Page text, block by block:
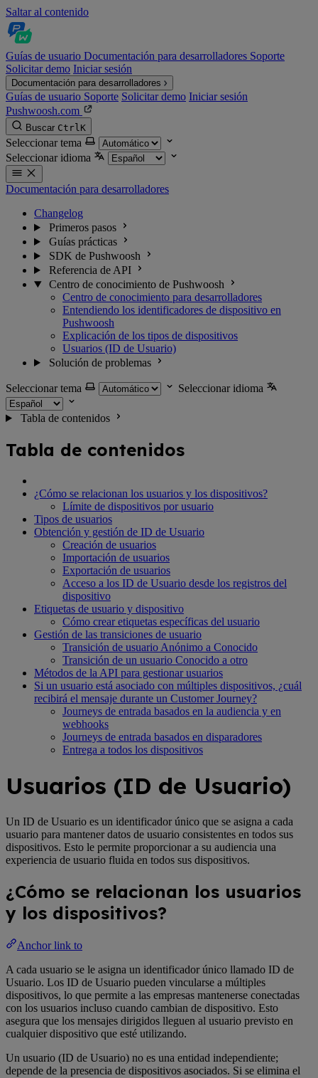
Saltar al contenido
Guías de usuario Documentación para desarrolladores Soporte
Solicitar demo Iniciar sesión
Documentación para desarrolladores
Guías de usuario Soporte Solicitar demo Iniciar sesión
Pushwoosh.com
Buscar CtrlK
Seleccionar tema
Seleccionar idioma
Documentación para desarrolladores
Changelog
Primeros pasos
Guías prácticas
SDK de Pushwoosh
Referencia de API
Centro de conocimiento de Pushwoosh
Centro de conocimiento para desarrolladores
Entendiendo los identificadores de dispositivo en
Pushwoosh
Explicación de los tipos de dispositivos
Usuarios (ID de Usuario)
Solución de problemas
Seleccionar tema Seleccionar idioma
Tabla de contenidos
Tabla de contenidos
¿Cómo se relacionan los usuarios y los dispositivos?
Límite de dispositivos por usuario
Tipos de usuarios
Obtención y gestión de ID de Usuario
Creación de usuarios
Importación de usuarios
Exportación de usuarios
Acceso a los ID de Usuario desde los registros del
dispositivo
Etiquetas de usuario y dispositivo
Cómo crear etiquetas específicas del usuario
Gestión de las transiciones de usuario
Transición de usuario Anónimo a Conocido
Transición de un usuario Conocido a otro
Métodos de la API para gestionar usuarios
Si un usuario está asociado con múltiples dispositivos, ¿cuál
recibirá el mensaje durante un Customer Journey?
Journeys de entrada basados en la audiencia y en
webhooks
Journeys de entrada basados en disparadores
Entrega a todos los dispositivos
Usuarios (ID de Usuario)
Un ID de Usuario es un identificador único que se asigna a cada
usuario para mantener datos de usuario consistentes en todos sus
dispositivos. Esto le permite proporcionar a su audiencia una
experiencia de usuario fluida en todos sus dispositivos.
¿Cómo se relacionan los usuarios
y los dispositivos?
Anchor link to
A cada usuario se le asigna un identificador único llamado ID de
Usuario. Los ID de Usuario pueden vincularse a múltiples
dispositivos, lo que permite a las empresas mantenerse conectadas
con los usuarios incluso cuando cambian de dispositivo. Esto
asegura que los mensajes dirigidos lleguen al usuario previsto en
cualquier dispositivo que esté utilizando.
Un usuario (ID de Usuario) no es una entidad independiente;
depende de la presencia de dispositivos asociados. Si se elimina el